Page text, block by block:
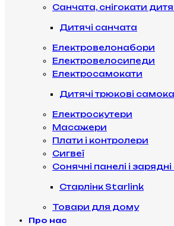
Санчата, снігокати
Дитячі санчата
Електровелонабори
Електровелосипеди
Електросамокати
Дитячі трюкові
Електроскутери
Масажери
Плати і контролери
Сигвеї
Сонячні панелі і зарядні
Старлінк Starlink
Товари для дому
Про нас